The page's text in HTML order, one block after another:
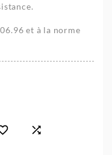
et à la norme
